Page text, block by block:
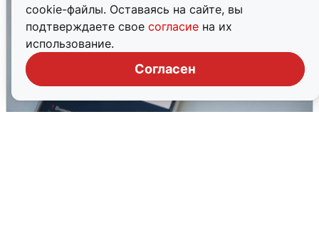
cookie-файлы. Оставаясь на сайте, вы
подтверждаете свое согласие на их
использование.
Согласен